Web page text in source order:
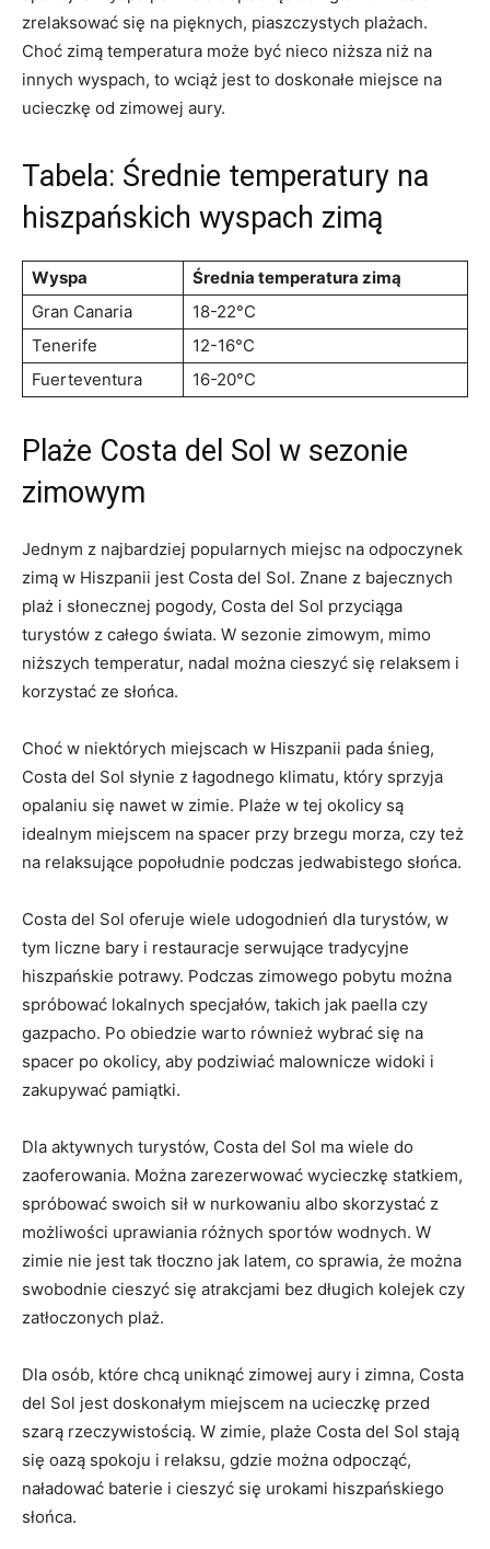
zrelaksować ‌się na pięknych,​ piaszczystych plażach.
Choć zimą temperatura może⁤ być nieco niższa ​niż na
innych wyspach, to wciąż jest to ⁣doskonałe miejsce na
ucieczkę od zimowej aury.
Tabela: Średnie temperatury ⁢na
‍hiszpańskich wyspach zimą
Wyspa
Średnia temperatura⁢ zimą
Gran ⁣Canaria
18-22°C
Tenerife
12-16°C
Fuerteventura
16-20°C
Plaże Costa del Sol w sezonie
zimowym
Jednym z najbardziej popularnych miejsc na odpoczynek
zimą​ w Hiszpanii jest​ Costa del Sol. Znane z ‍bajecznych
plaż i ‍słonecznej ⁢pogody, Costa‍ del Sol przyciąga
turystów ‍z całego świata. W⁣ sezonie zimowym, mimo
niższych temperatur, nadal ‍można cieszyć‍ się relaksem i
⁢korzystać ze słońca.
Choć w niektórych⁣ miejscach⁣ w Hiszpanii pada śnieg,
Costa del⁢ Sol słynie z łagodnego klimatu, który sprzyja
opalaniu ‍się nawet w zimie.⁢ Plaże w tej okolicy są
idealnym miejscem na spacer przy ‍brzegu ⁣morza, czy też
na relaksujące⁢ popołudnie podczas jedwabistego słońca.
Costa del⁢ Sol oferuje ⁤wiele udogodnień‌ dla⁤ turystów, w
tym⁤ liczne bary i restauracje serwujące tradycyjne
hiszpańskie ⁢potrawy. Podczas zimowego pobytu można‌
spróbować‍ lokalnych specjałów, takich jak paella czy‌
gazpacho. ​Po obiedzie warto również wybrać się ‌na
spacer po okolicy, aby ​podziwiać malownicze widoki i
zakupywać pamiątki.
Dla aktywnych turystów, Costa del⁤ Sol ma wiele do
zaoferowania. ‍Można zarezerwować wycieczkę⁣ statkiem,‌
spróbować swoich ⁤sił w nurkowaniu albo skorzystać z
możliwości‌ uprawiania różnych sportów wodnych. W
zimie nie jest tak tłoczno jak‍ latem, co‍ sprawia, że można⁤
swobodnie ‌cieszyć się atrakcjami bez długich kolejek czy
‍zatłoczonych plaż.
Dla⁤ osób, które chcą uniknąć zimowej aury i zimna, Costa
del Sol ⁤jest doskonałym miejscem na ucieczkę przed
szarą rzeczywistością. W zimie, plaże Costa del Sol stają
się‍ oazą ​spokoju i relaksu, gdzie można odpocząć,​
naładować baterie i ⁤cieszyć się urokami hiszpańskiego
słońca.